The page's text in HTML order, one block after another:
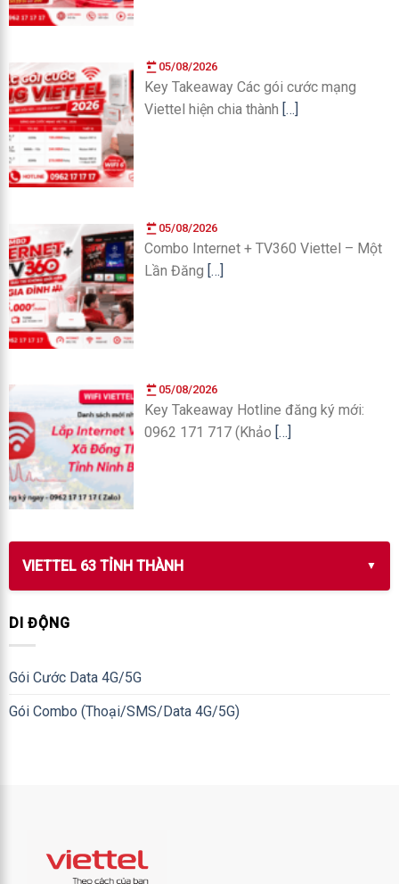
05/08/2026
Key Takeaway Các gói cước mạng
Viettel hiện chia thành […]
05/08/2026
Combo Internet + TV360 Viettel – Một
Lần Đăng […]
05/08/2026
Key Takeaway Hotline đăng ký mới:
0962 171 717 (Khảo […]
VIETTEL 63 TỈNH THÀNH
DI ĐỘNG
Gói Cước Data 4G/5G
Gói Combo (Thoại/SMS/Data 4G/5G)